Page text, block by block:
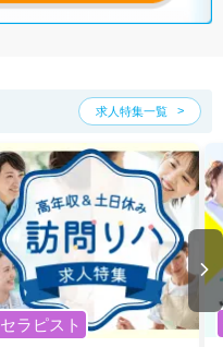
求人特集一覧
セラピスト